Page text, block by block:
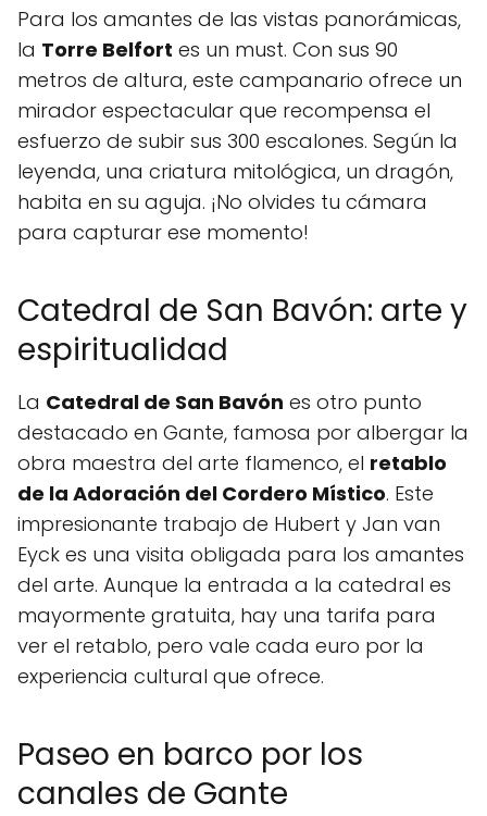
Para los amantes de las vistas panorámicas,
la Torre Belfort es un must. Con sus 90
metros de altura, este campanario ofrece un
mirador espectacular que recompensa el
esfuerzo de subir sus 300 escalones. Según la
leyenda, una criatura mitológica, un dragón,
habita en su aguja. ¡No olvides tu cámara
para capturar ese momento!
Catedral de San Bavón: arte y
espiritualidad
La Catedral de San Bavón es otro punto
destacado en Gante, famosa por albergar la
obra maestra del arte flamenco, el retablo
de la Adoración del Cordero Místico. Este
impresionante trabajo de Hubert y Jan van
Eyck es una visita obligada para los amantes
del arte. Aunque la entrada a la catedral es
mayormente gratuita, hay una tarifa para
ver el retablo, pero vale cada euro por la
experiencia cultural que ofrece.
Paseo en barco por los
canales de Gante